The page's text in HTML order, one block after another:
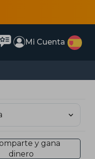
Mi Cuenta
y gana
dinero